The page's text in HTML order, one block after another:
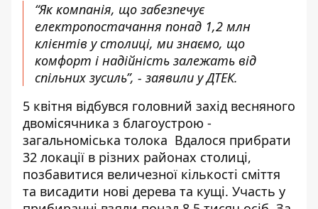
“Як компанія, що забезпечує
електропостачання понад 1,2 млн
клієнтів у столиці, ми знаємо, що
комфорт і надійність залежать від
спільних зусиль”, - заявили у ДТЕК.
5 квітня відбувся головний захід весняного
двомісячника з благоустрою -
загальноміська толока Вдалося прибрати
32 локації в різних районах столиці,
позбавитися величезної кількості сміття
та висадити нові дерева та кущі. Участь у